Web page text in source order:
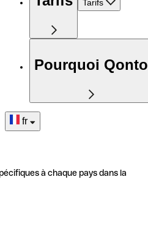
Tarifs
Pourquoi Qonto
fr
à chaque pays dans la